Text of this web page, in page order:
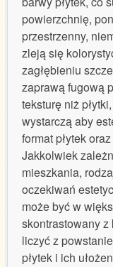
powierzchnię,
przestrzenny,
zleją się
zagłębieniu
zaprawą fugową
teksturę niż
wystarczą aby
format płytek
Jakkolwiek
mieszkania,
oczekiwań
może być w
skontrastowany z
liczyć z
płytek i ich